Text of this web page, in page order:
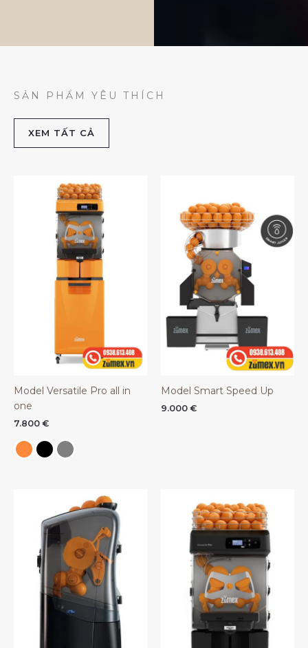
SẢN PHẨM YÊU THÍCH
XEM TẤT CẢ
Model Versatile Pro all in
one
7.800 €
Model Smart Speed Up
9.000 €